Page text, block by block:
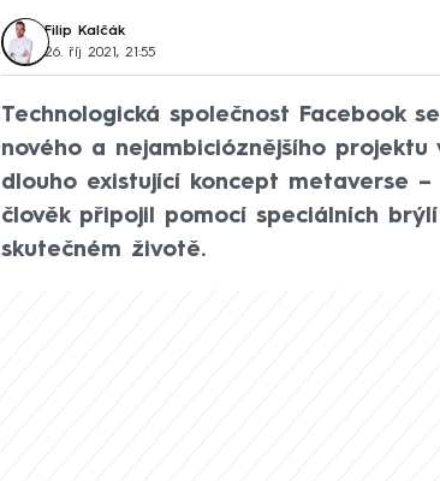
Filip Kalčák
26. říj 2021, 21:55
Technologická společnost Facebook
nového a nejambicióznějšího
dlouho existující koncept metaverse
člověk připojil pomocí speciálních
skutečném životě.